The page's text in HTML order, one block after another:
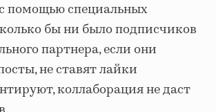
помощью специальных
бы ни было подписчиков
партнера, если они
не ставят лайки
коллаборация не даст